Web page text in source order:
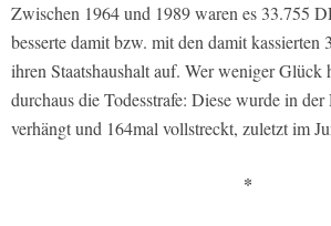
Zwischen 1964 und 1989 waren es 33.755
besserte damit bzw. mit den damit
ihren Staatshaushalt auf. Wer weniger Glück
durchaus die Todesstrafe: Diese wurde in
verhängt und 164mal vollstreckt, zuletzt im
*